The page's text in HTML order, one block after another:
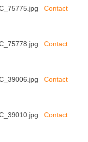
Contact
Contact
Contact
Contact